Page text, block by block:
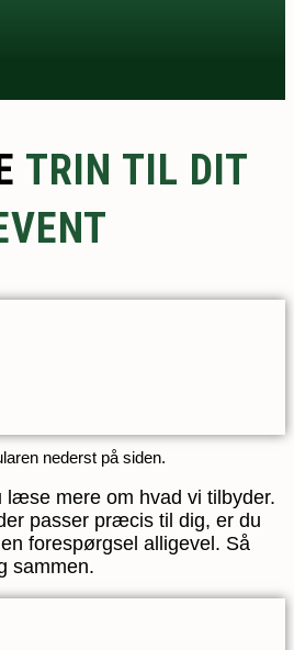
TRIN TIL DIT
nederst på siden.
læse mere om hvad vi tilbyder.
passer præcis til dig, er du
forespørgsel alligevel. Så
sammen.